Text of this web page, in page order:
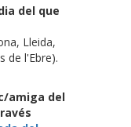
del que
Lleida,
de l'Ebre).
amiga del